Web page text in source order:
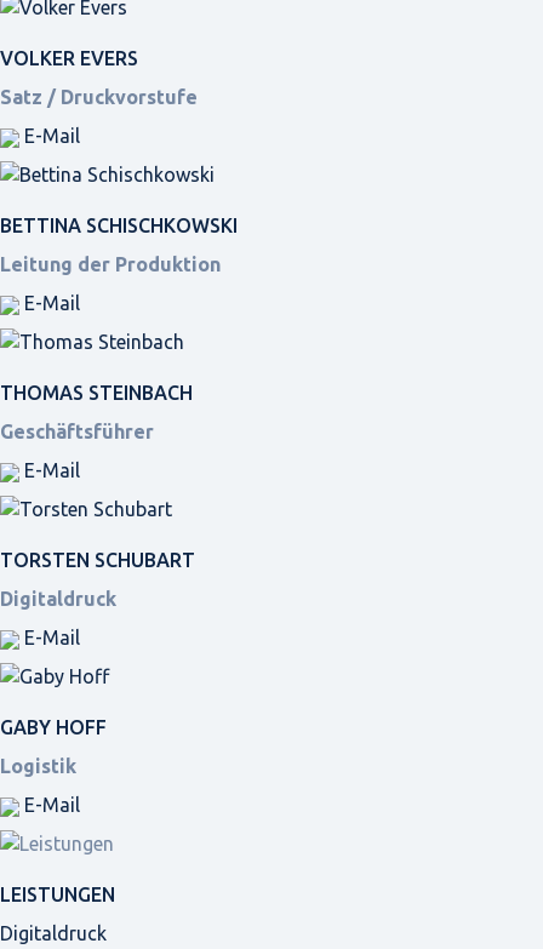
VOLKER EVERS
Satz / Druckvorstufe
E-Mail
BETTINA SCHISCHKOWSKI
Leitung der Produktion
E-Mail
THOMAS STEINBACH
Geschäftsführer
E-Mail
TORSTEN SCHUBART
Digitaldruck
E-Mail
GABY HOFF
Logistik
E-Mail
LEISTUNGEN
Digitaldruck